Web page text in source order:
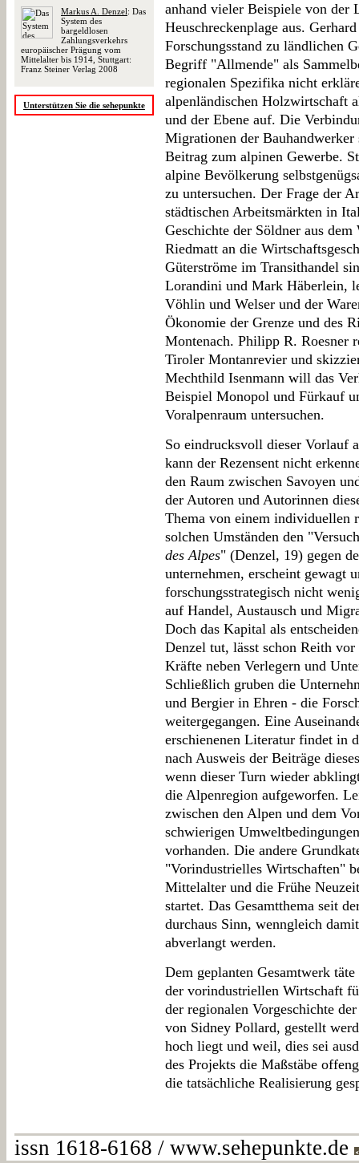
Markus A. Denzel: Das
System des
bargeldlosen
Zahlungsverkehrs
europäischer Prägung vom
Mittelalter bis 1914, Stuttgart:
Franz Steiner Verlag 2008
Unterstützen Sie die sehepunkte
anhand vieler Beispiele von der
Heuschreckenplage aus.
Forschungsstand zu ländlichen
Begriff "Allmende" als
regionalen Spezifika nicht
alpenländischen Holzwirtschaft
und der Ebene auf. Die
Migrationen der
Beitrag zum alpinen Gewerbe.
alpine Bevölkerung
zu untersuchen. Der Frage der
städtischen Arbeitsmärkten in
Geschichte der Söldner aus
Riedmatt an die
Güterströme im Transithandel
Lorandini und Mark Häberlein,
Vöhlin und Welser und der
Ökonomie der Grenze und des
Montenach. Philipp R. Roesner
Tiroler Montanrevier und
Mechthild Isenmann will das
Beispiel Monopol und Fürkauf
Voralpenraum untersuchen.
So eindrucksvoll dieser Vorlauf
kann der Rezensent nicht
den Raum zwischen Savoyen
der Autoren und Autorinnen
Thema von einem individuellen
solchen Umständen den
des Alpes" (Denzel, 19) gegen
unternehmen, erscheint gewagt
forschungsstrategisch nicht
auf Handel, Austausch und
Doch das Kapital als
Denzel tut, lässt schon Reith
Kräfte neben Verlegern und
Schließlich gruben die
und Bergier in Ehren - die
weitergegangen. Eine
erschienenen Literatur findet in
nach Ausweis der Beiträge
wenn dieser Turn wieder
die Alpenregion aufgeworfen.
zwischen den Alpen und dem
schwierigen
vorhanden. Die andere
"Vorindustrielles Wirtschaften"
Mittelalter und die Frühe
startet. Das Gesamtthema seit
durchaus Sinn, wenngleich
abverlangt werden.
Dem geplanten Gesamtwerk
der vorindustriellen Wirtschaft
der regionalen Vorgeschichte
von Sidney Pollard, gestellt
hoch liegt und weil, dies sei
des Projekts die Maßstäbe
die tatsächliche Realisierung
issn 1618-6168 / www.sehepunkte.de